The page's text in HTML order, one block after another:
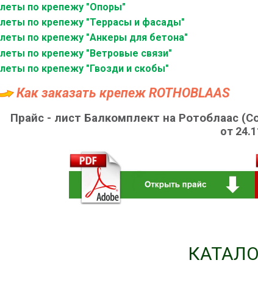
по крепежу "Опоры"
по крепежу "Террасы и фасады"
по крепежу "Анкеры для бетона"
по крепежу "Ветровые связи"
по крепежу "Гвозди и скобы"
Как заказать крепеж ROTHOBLAAS
Прайс - лист Балкомплект на Ротоблаас
от